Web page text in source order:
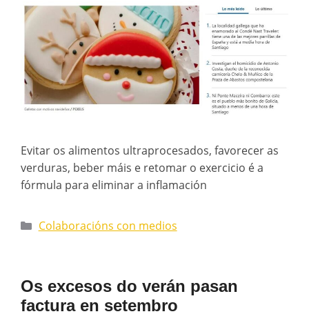
Evitar os alimentos ultraprocesados, favorecer as
verduras, beber máis e retomar o exercicio é a
fórmula para eliminar a inflamación
Colaboracións con medios
Os excesos do verán pasan
factura en setembro